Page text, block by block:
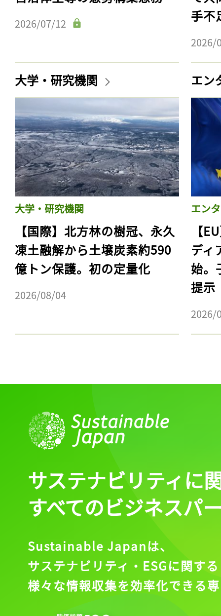
2026/07/12
手不
2026/
大学・研究機関
大学・研究機関
【国際】北方林の樹冠、永久
凍土融解から土壌炭素約590
億トン保護。初の定量化
2026/08/04
エン
エン
【
ディ
始。
提示
2026/
サステナビリティに
すべてのビジネスパ
Sustainable Japanは、
サステナビリティ・ESGに関する
様々な情報収集を効率化できる